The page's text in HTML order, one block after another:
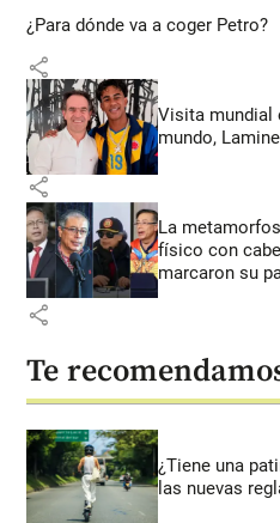
¿Para dónde va a coger Petro?
share
Visita mundial
mundo,
share
La
físico con
marcaron su
share
Te
¿Tiene una
las nuevas